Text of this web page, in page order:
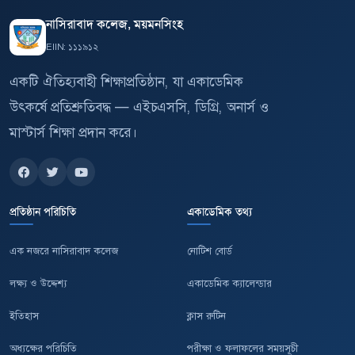
নাসিরাবাদ কলেজ, ময়মনসিংহ
EIIN: ১১১৯১২
একটি ঐতিহ্যবাহী শিক্ষাপ্রতিষ্ঠান, যা একাডেমিক
উৎকর্ষে প্রতিশ্রুতিবদ্ধ — এইচএসসি, ডিগ্রি, অনার্স ও
মাস্টার্স শিক্ষা প্রদান করে।
প্রতিষ্ঠান পরিচিতি
এক নজরে নাসিরাবাদ কলেজ
লক্ষ্য ও উদ্দেশ্য
ইতিহাস
অধ্যক্ষের পরিচিতি
একাডেমিক তথ্য
নোটিশ বোর্ড
একাডেমিক ক্যালেন্ডার
ক্লাস রুটিন
পরীক্ষা ও ফলাফলের সময়সূচী